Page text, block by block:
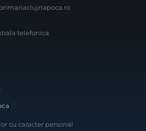
telefonica
cu caracter personal